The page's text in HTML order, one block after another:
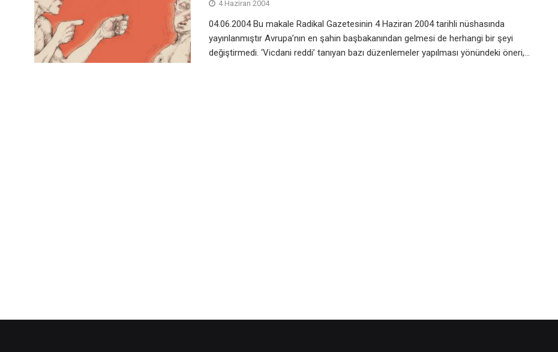
4 Haziran 2004
04.06.2004 Bu makale Radikal Gazetesinin 4 Haziran 2004 tarihli nüshasında
yayınlanmıştır Avrupa’nın en şahin başbakanından gelmesi de herhangi bir şeyi
değiştirmedi. ‘Vicdani reddi’ tanıyan bazı düzenlemeler yapılması yönündeki öneri,...